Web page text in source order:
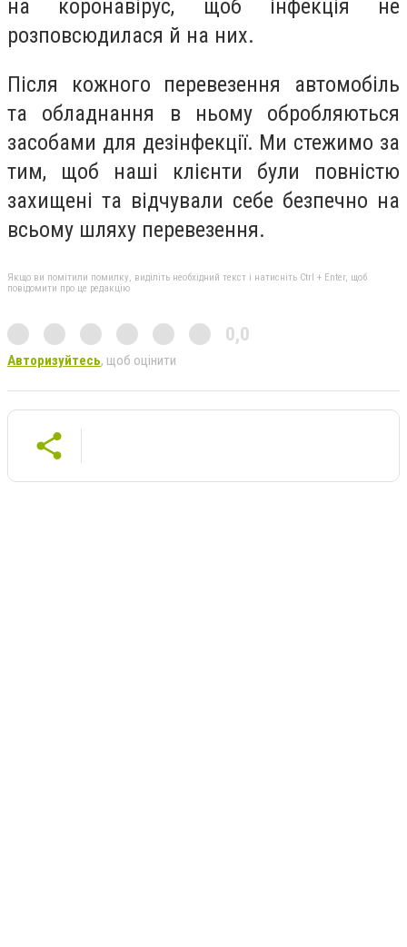
на коронавірус, щоб інфекція не
розповсюдилася й на них.
Після кожного перевезення автомобіль
та обладнання в ньому обробляються
засобами для дезінфекції. Ми стежимо за
тим, щоб наші клієнти були повністю
захищені та відчували себе безпечно на
всьому шляху перевезення.
Якщо ви помітили помилку, виділіть необхідний текст і натисніть Ctrl + Enter, щоб
повідомити про це редакцію
0,0
Авторизуйтесь, щоб оцінити